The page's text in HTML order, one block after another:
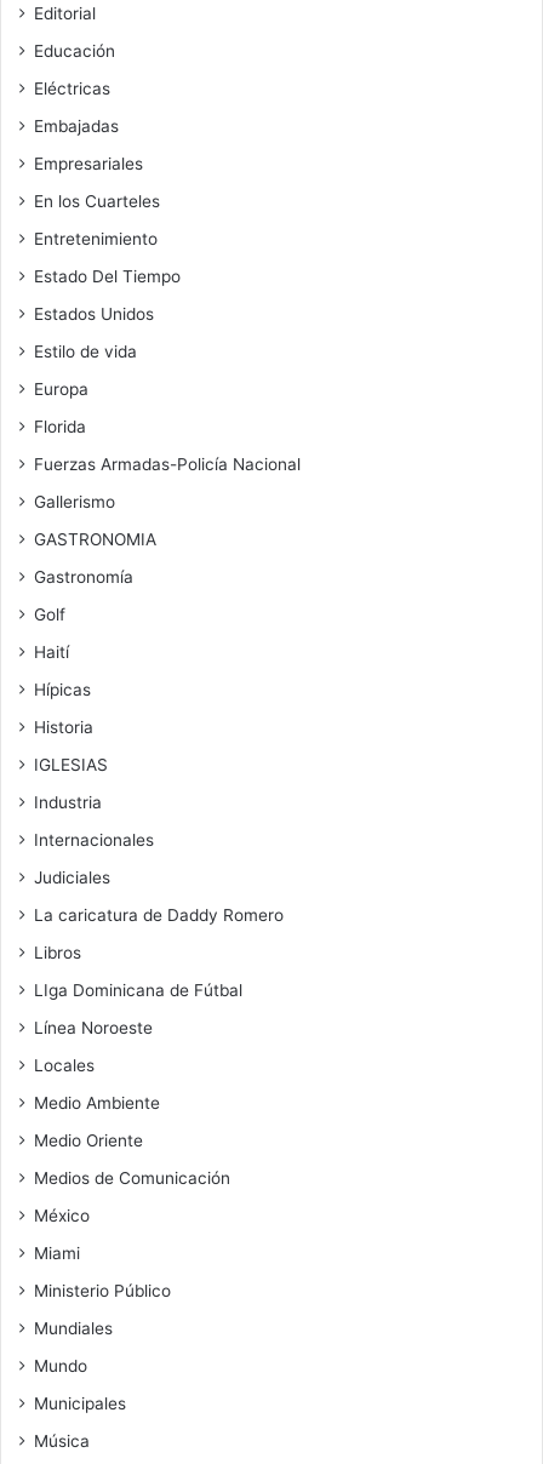
Editorial
Educación
Eléctricas
Embajadas
Empresariales
En los Cuarteles
Entretenimiento
Estado Del Tiempo
Estados Unidos
Estilo de vida
Europa
Florida
Fuerzas Armadas-Policía Nacional
Gallerismo
GASTRONOMIA
Gastronomía
Golf
Haití
Hípicas
Historia
IGLESIAS
Industria
Internacionales
Judiciales
La caricatura de Daddy Romero
Libros
LIga Dominicana de Fútbal
Línea Noroeste
Locales
Medio Ambiente
Medio Oriente
Medios de Comunicación
México
Miami
Ministerio Público
Mundiales
Mundo
Municipales
Música